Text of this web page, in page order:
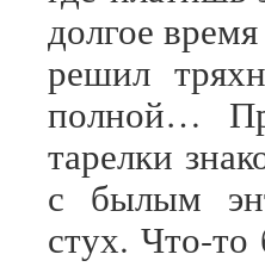
долгое
решил
полной…
тарелки
с былым
стух. Что-